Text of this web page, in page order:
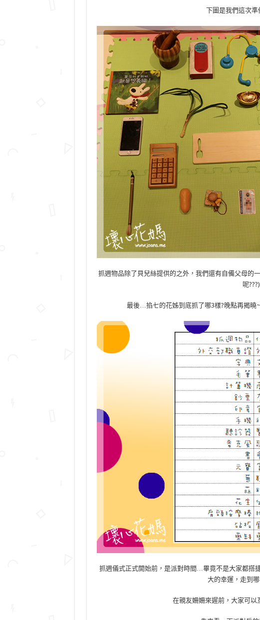
下圖是我們這次準
抓週物品除了貝兒絲提供的之外，我們還有自備父母的
呢???)
最後…掐七的花姊到底抓了哪3樣?晚點再揭曉
抓週儀式正式開始前，是派對時間…畢竟不是大家都搭
大的幸運，走到
在親友姍姍來遲前，大家可